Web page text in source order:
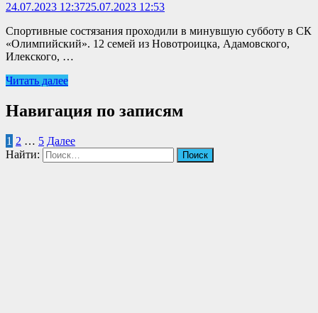
24.07.2023 12:3725.07.2023 12:53
Спортивные состязания проходили в минувшую субботу в СК
«Олимпийский». 12 семей из Новотроицка, Адамовского,
Илекского, …
Читать далее
Навигация по записям
1 2 … 5 Далее
Найти: